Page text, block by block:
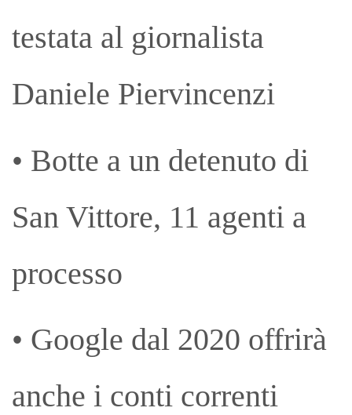
testata al giornalista
Daniele Piervincenzi
• Botte a un detenuto di
San Vittore, 11 agenti a
processo
• Google dal 2020 offrirà
anche i conti correnti